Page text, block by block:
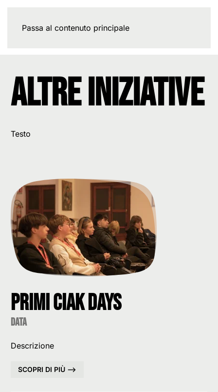
Passa al contenuto principale
Altre Iniziative
Testo
Primi Ciak Days
data
Descrizione
SCOPRI DI PIÙ –>